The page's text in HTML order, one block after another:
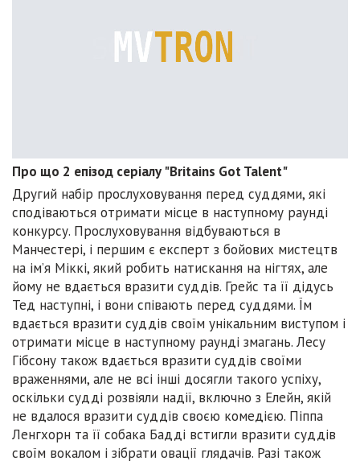
Про що 2 епізод серіалу "Britains Got Talent"
Другий набір прослуховування перед суддями, які
сподіваються отримати місце в наступному раунді
конкурсу. Прослуховування відбуваються в
Манчестері, і першим є експерт з бойових мистецтв
на ім’я Міккі, який робить натискання на нігтях, але
йому не вдається вразити суддів. Грейс та її дідусь
Тед наступні, і вони співають перед суддями. Їм
вдається вразити суддів своїм унікальним виступом і
отримати місце в наступному раунді змагань. Лесу
Гібсону також вдається вразити суддів своїми
враженнями, але не всі інші досягли такого успіху,
оскільки судді розвіяли надії, включно з Елейн, якій
не вдалося вразити суддів своєю комедією. Піппа
Ленгхорн та її собака Бадді встигли вразити суддів
своїм вокалом і зібрати овації глядачів. Разі також